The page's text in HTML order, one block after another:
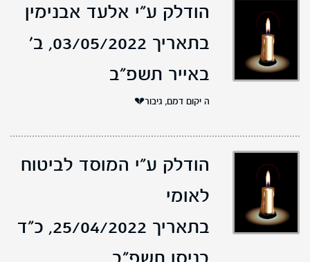
הודלק ע"י אלעד אבנימין
בתאריך 03/05/2022,
ב'
באייר תשפ"ב
ה יקום דמם, גיבור💔
הודלק ע"י המוסד לביטוח
לאומי
בתאריך 25/04/2022,
כ"ד